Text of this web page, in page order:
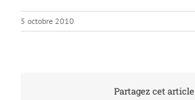
5 octobre 2010
Partagez cet article